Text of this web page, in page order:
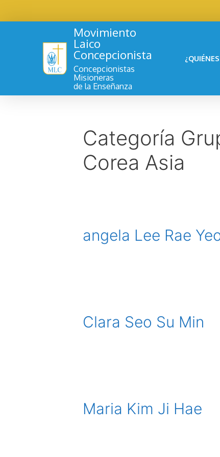
Movimiento
Laico
Concepcionista
Concepcionistas
Misioneras
de la Enseñanza
Categoría
Corea Asia
angela Lee Rae
Clara Seo Su Min
Maria Kim Ji Hae